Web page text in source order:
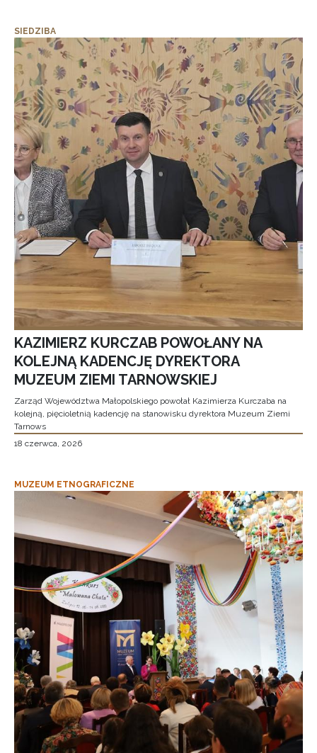
SIEDZIBA
KAZIMIERZ KURCZAB POWOŁANY NA
KOLEJNĄ KADENCJĘ DYREKTORA
MUZEUM ZIEMI TARNOWSKIEJ
Zarząd Województwa Małopolskiego powołał Kazimierza Kurczaba na
kolejną, pięcioletnią kadencję na stanowisku dyrektora Muzeum Ziemi
Tarnows
18 czerwca, 2026
MUZEUM ETNOGRAFICZNE